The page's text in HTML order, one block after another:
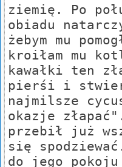
ziemię. Po
obiadu
żebym mu
kroiłam mu
kawałki ten
pierśi i
najmilsze
okazje
przebił już
się
do jego